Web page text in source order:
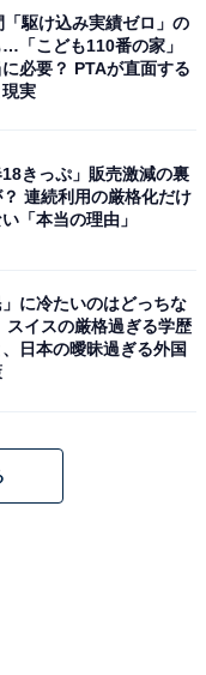
ル式 標準25分稼
テリ充電器付
「駆け込み実績ゼロ」の
「こども110番の家」
必要？ PTAが直面する
実
18きっぷ」販売激減の裏
連続利用の厳格化だけ
「本当の理由」
」に冷たいのはどっちな
スイスの厳格過ぎる学歴
日本の曖昧過ぎる外国